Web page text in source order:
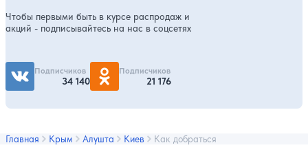
Чтобы первыми быть в курсе распродаж и
акций - подписывайтесь на нас в соцсетях
Подписчиков
34 140
Подписчиков
21 176
Главная Крым Алушта Киев Как добраться